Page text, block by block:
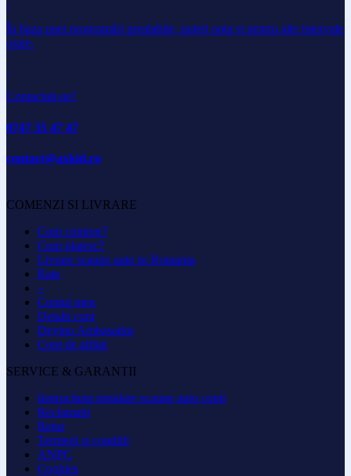
În baza unei programări prealabile, puteți opta și pentru alte intervale
orare.
Contactati-ne!
0747 35 47 47
contact@axkid.ro
COMENZI SI LIVRARE
Cum cumpar?
Cum platesc?
Livrare scaune auto in Romania
Rate
–
Contul meu
Detalii cont
Devino Ambasador
Cont de afiliat
SERVICE & GARANTII
Instructiuni instalare scaune auto copii
Reclamatii
Retur
Termeni si conditii
ANPC
Cookies